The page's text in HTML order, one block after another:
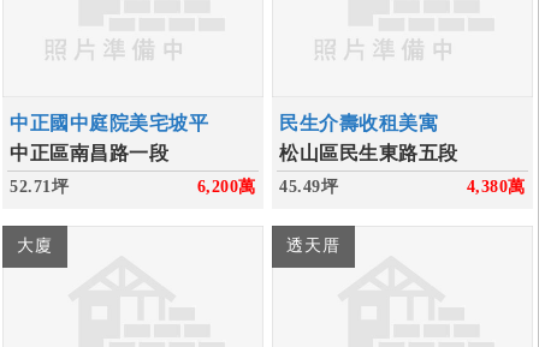
中正國中庭院美宅坡平
中正區南昌路一段
52.71坪 6,200萬
民生介壽收租美寓
松山區民生東路五段
45.49坪 4,380萬
大廈 透天厝